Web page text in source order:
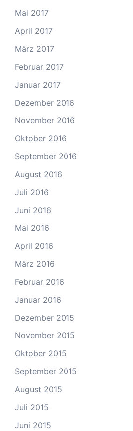
Mai 2017
April 2017
März 2017
Februar 2017
Januar 2017
Dezember 2016
November 2016
Oktober 2016
September 2016
August 2016
Juli 2016
Juni 2016
Mai 2016
April 2016
März 2016
Februar 2016
Januar 2016
Dezember 2015
November 2015
Oktober 2015
September 2015
August 2015
Juli 2015
Juni 2015